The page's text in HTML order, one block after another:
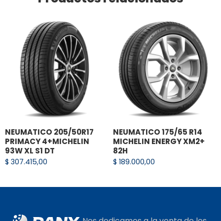
TRACCIÓN TODO TERRENO
Laminillas 3D profundas y autobloqueantes /
Ranuras para lodo.
Desarrollados para aumentar el
desempeño de tracción en lodo y nieve.
NEUMATICO 205/50R17
PRIMACY 4+MICHELIN
93W XL S1 DT
$ 307.415,00
NEUMATICO 175/65 R14
MICHELIN ENERGY XM2+
82H
$ 189.000,00